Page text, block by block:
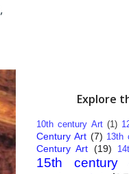
Explore
10th century Art (1)
Century Art (7) 13th
Century Art (19)
15th century